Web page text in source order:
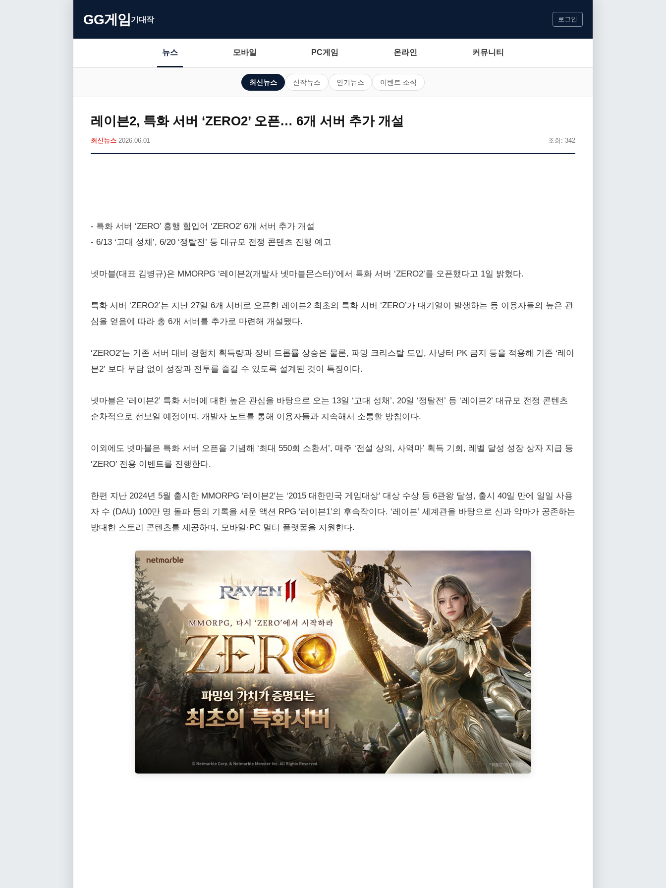
GG게임기대작 로그인
뉴스 모바일 PC게임 온라인 커뮤니티
최신뉴스 신작뉴스 인기뉴스 이벤트 소식
레이븐2, 특화 서버 ‘ZERO2’ 오픈… 6개 서버 추가 개설
최신뉴스 2026.06.01 조회: 342
- 특화 서버 ‘ZERO’ 흥행 힘입어 ‘ZERO2’ 6개 서버 추가 개설
- 6/13 ‘고대 성채’, 6/20 ‘쟁탈전’ 등 대규모 전쟁 콘텐츠 진행 예고
넷마블(대표 김병규)은 MMORPG ‘레이븐2(개발사 넷마블몬스터)’에서 특화 서버 ‘ZERO2’를 오픈했다고 1일 밝혔다.
특화 서버 ‘ZERO2’는 지난 27일 6개 서버로 오픈한 레이븐2 최초의 특화 서버 ‘ZERO’가 대기열이 발생하는 등 이용자들의 높은 관
심을 얻음에 따라 총 6개 서버를 추가로 마련해 개설됐다.
‘ZERO2’는 기존 서버 대비 경험치 획득량과 장비 드롭률 상승은 물론, 파밍 크리스탈 도입, 사냥터 PK 금지 등을 적용해 기존 ‘레이
븐2’ 보다 부담 없이 성장과 전투를 즐길 수 있도록 설계된 것이 특징이다.
넷마블은 ‘레이븐2’ 특화 서버에 대한 높은 관심을 바탕으로 오는 13일 ‘고대 성채’, 20일 ‘쟁탈전’ 등 ‘레이븐2’ 대규모 전쟁 콘텐츠
순차적으로 선보일 예정이며, 개발자 노트를 통해 이용자들과 지속해서 소통할 방침이다.
이외에도 넷마블은 특화 서버 오픈을 기념해 ‘최대 550회 소환서’, 매주 ‘전설 상의, 사역마’ 획득 기회, 레벨 달성 성장 상자 지급 등
‘ZERO’ 전용 이벤트를 진행한다.
한편 지난 2024년 5월 출시한 MMORPG ‘레이븐2’는 ‘2015 대한민국 게임대상’ 대상 수상 등 6관왕 달성, 출시 40일 만에 일일 사용
자 수 (DAU) 100만 명 돌파 등의 기록을 세운 액션 RPG ‘레이븐1’의 후속작이다. ‘레이븐’ 세계관을 바탕으로 신과 악마가 공존하는
방대한 스토리 콘텐츠를 제공하며, 모바일·PC 멀티 플랫폼을 지원한다.